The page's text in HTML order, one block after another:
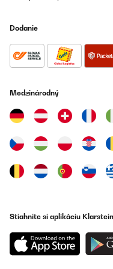
Die Anleitung ist halt
Möbelhaus, das merkt
dem Aufbau damit
wird in keinster Weise
die von unten
zwischen diesen und
darunter! (siehe
hatte zumindest
ohne untere
einem stetigen
Internet bekommt man
Dodanie
Medzinárodný
Stiahnite si aplikáciu Klarstein